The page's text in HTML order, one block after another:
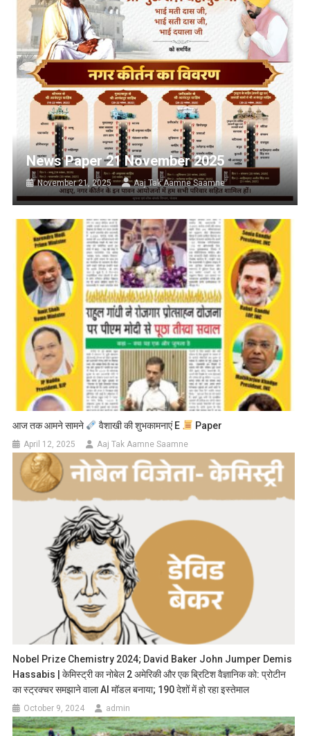
News Paper 21 November 2025
November 21, 2025 Aaj Tak Aamne Saamne
आज तक आमने सामने वैशाखी की शुभकामनाएं E Paper
April 12, 2025 Aaj Tak Aamne Saamne
Nobel Prize Chemistry 2024; David Baker John Jumper Demis
Hassabis | केमिस्ट्री का नोबेल 2 अमेरिकी और एक ब्रिटिश वैज्ञानिक को: प्रोटीन
का स्ट्रक्चर समझाने वाला AI मॉडल बनाया; 190 देशों में हो रहा इस्तेमाल
October 9, 2024 admin